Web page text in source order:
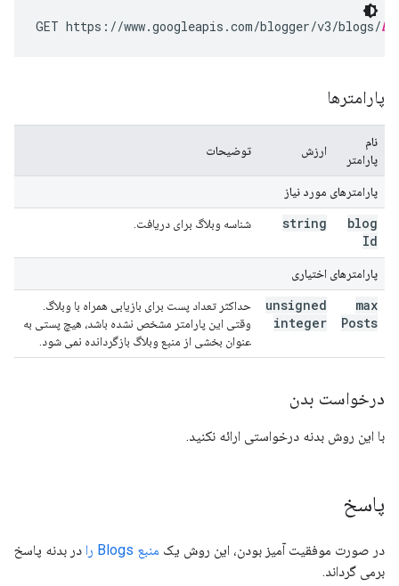
GET https://www.googleapis.com/blogger/v3/blogs/
پارامترها
نام
پارامتر
ارزش توضیحات
پارامترهای مورد نیاز
blog
Id
string شناسه وبلاگ برای دریافت.
پارامترهای اختیاری
max
Posts
unsigned
integer
حداکثر تعداد پست برای بازیابی همراه با وبلاگ.
وقتی این پارامتر مشخص نشده باشد، هیچ پستی به
عنوان بخشی از منبع وبلاگ بازگردانده نمی شود.
درخواست بدن
با این روش بدنه درخواستی ارائه نکنید.
پاسخ
در صورت موفقیت آمیز بودن، این روش یک منبع Blogs را
در بدنه پاسخ
برمی گرداند.